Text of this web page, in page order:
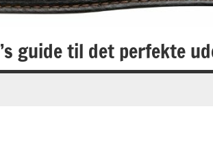
guide til det perfekte